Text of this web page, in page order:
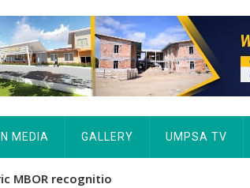
IN MEDIA GALLERY UMPSA TV
MBOR, Pesakit SMA Pertama